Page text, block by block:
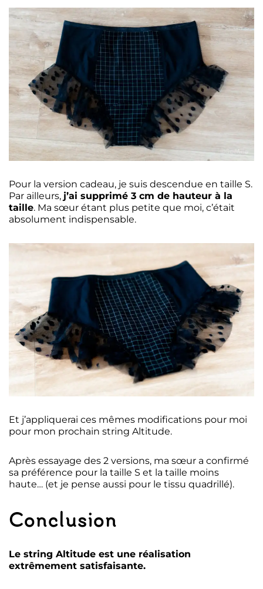
Pour la version cadeau, je suis descendue en taille S.
Par ailleurs, j’ai supprimé 3 cm de hauteur à la
taille. Ma sœur étant plus petite que moi, c’était
absolument indispensable.
Et j’appliquerai ces mêmes modifications pour moi
pour mon prochain string Altitude.
Après essayage des 2 versions, ma sœur a confirmé
sa préférence pour la taille S et la taille moins
haute… (et je pense aussi pour le tissu quadrillé).
Conclusion
Le string Altitude est une réalisation
extrêmement satisfaisante.